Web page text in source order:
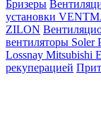
Бризеры
установки
ZILON
вентиляторы Soler
Lossnay Mitsubishi
рекуперацией